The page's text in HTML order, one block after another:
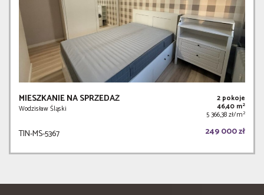
MIESZKANIE NA SPRZEDAŻ
Wodzisław Śląski
2 pokoje
46,40 m2
5 366,38 zł/m2
TIN-MS-5367 249 000 zł